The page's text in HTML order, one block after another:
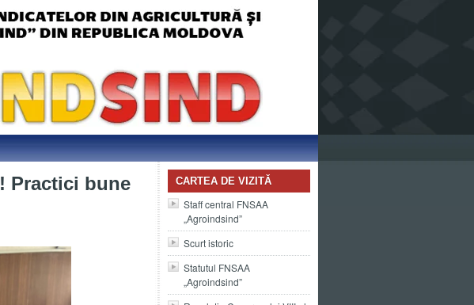
Practici bune
CARTEA DE VIZITĂ
Staff central FNSAA
„Agroindsind”
Scurt istoric
Statutul FNSAA
„Agroindsind”